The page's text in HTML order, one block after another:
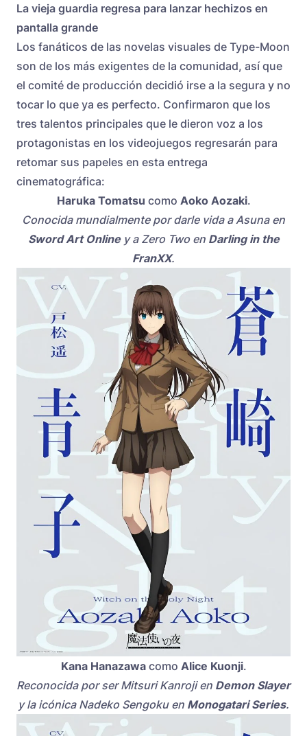
La vieja guardia regresa para lanzar hechizos en
pantalla grande
Los fanáticos de las novelas visuales de Type-Moon
son de los más exigentes de la comunidad, así que
el comité de producción decidió irse a la segura y no
tocar lo que ya es perfecto. Confirmaron que los
tres talentos principales que le dieron voz a los
protagonistas en los videojuegos regresarán para
retomar sus papeles en esta entrega
cinematográfica:
Haruka Tomatsu como Aoko Aozaki.
Conocida mundialmente por darle vida a Asuna en
Sword Art Onliney a Zero Two en Darling in the
FranXX.
Kana Hanazawacomo Alice Kuonji.
Reconocida por ser Mitsuri Kanroji en Demon Slayer
y la icónica Nadeko Sengoku en Monogatari Series.